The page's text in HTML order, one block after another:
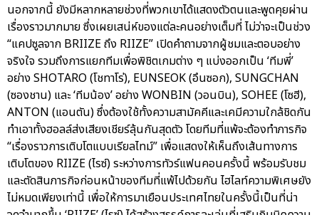
นอกจากนี้ ยังมีหลากหลายช่วงที่พวกเขาได้แสดงตัวตนและพูดคุยผ่าน
เรื่องราวมากมาย ซึ่งเผยเสน่ห์ของแต่ละคนอย่างเต็มที่ ไม่ว่าจะเป็นช่วง
“แคปซูลจาก BRIIZE ถึง RIIZE” เปิดคำถามจากผู้ชมและตอบอย่าง
จริงใจ รวมถึงการแยกทีมเพื่อพิชิตเกมต่าง ๆ แบ่งออกเป็น ‘ทีมพี่’
อย่าง SHOTARO (โชทาโร่), EUNSEOK (อึนซอก), SUNGCHAN
(ซองชาน) และ ‘ทีมน้อง’ อย่าง WONBIN (วอนบิน), SOHEE (โซฮี),
ANTON (แอนตัน) ซึ่งต้องใช้ทั้งความสามัคคีและเคมีความใกล้ชิดกัน
ทำเอาทั้งฮอลล์ส่งเสียงเชียร์ลุ้นกันสุดตัว โดยทีมที่แพ้จะต้องทำภารกิจ
“เรื่องราวการเติบโตแบบเรียลไทม์” เพื่อแสดงให้เห็นถึงเส้นทางการ
เติบโตของ RIIZE (ไรซ์) ระหว่างการทัวร์แฟนคอนครั้งนี้ พร้อมรับชม
และตัดสินภารกิจก่อนหน้าของทีมที่แพ้ไปด้วยกัน ไฮไลท์ความพิเศษยัง
ไม่หมดเพียงเท่านี้ เพื่อให้การมาเยือนประเทศไทยในครั้งนี้เป็นที่น่า